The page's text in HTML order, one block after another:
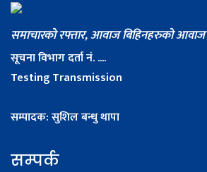
समाचारको रफ्तार, आवाज बिहिनहरुको आवाज
सूचना विभाग दर्ता नं. ....
Testing Transmission
सम्पादक: सुशिल बन्धु थापा
सम्पर्क